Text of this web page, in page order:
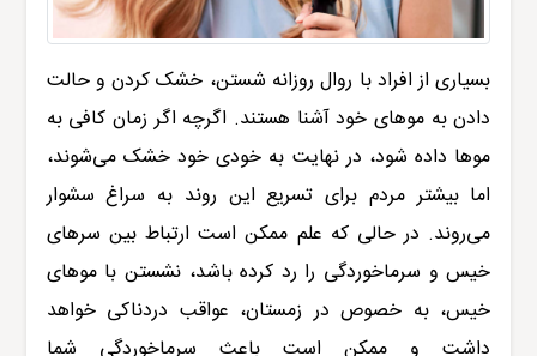
بسیاری از افراد با روال روزانه شستن، خشک کردن و حالت
دادن به موهای خود آشنا هستند. اگرچه اگر زمان کافی به
موها داده شود، در نهایت به خودی خود خشک می‌شوند،
اما بیشتر مردم برای تسریع این روند به سراغ سشوار
می‌روند. در حالی که علم ممکن است ارتباط بین سرهای
خیس و سرماخوردگی را رد کرده باشد، نشستن با موهای
خیس، به خصوص در زمستان، عواقب دردناکی خواهد